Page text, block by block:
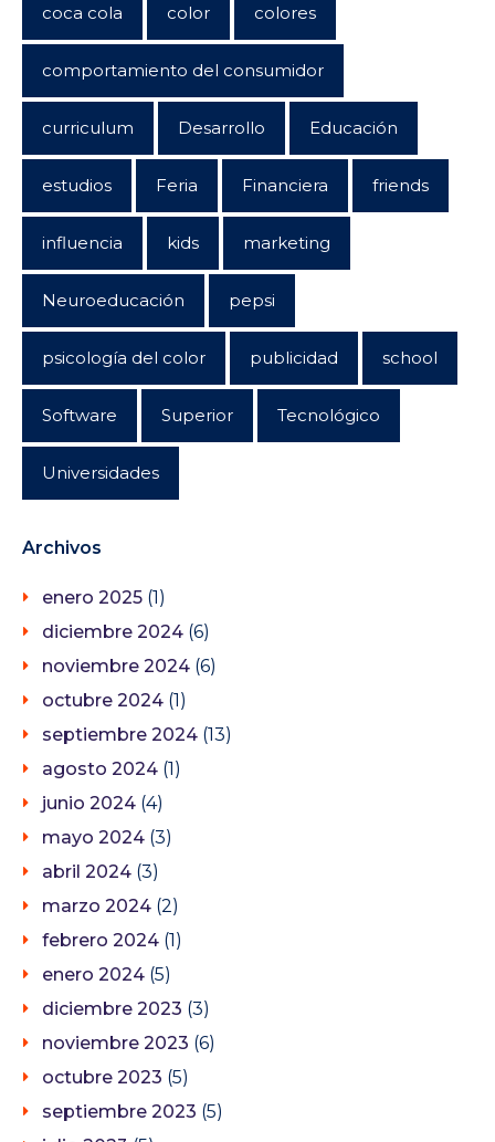
coca cola color colores
comportamiento del consumidor
curriculum Desarrollo Educación
estudios Feria Financiera friends
influencia kids marketing
Neuroeducación pepsi
psicología del color publicidad school
Software Superior Tecnológico
Universidades
Archivos
enero 2025 (1)
diciembre 2024 (6)
noviembre 2024 (6)
octubre 2024 (1)
septiembre 2024 (13)
agosto 2024 (1)
junio 2024 (4)
mayo 2024 (3)
abril 2024 (3)
marzo 2024 (2)
febrero 2024 (1)
enero 2024 (5)
diciembre 2023 (3)
noviembre 2023 (6)
octubre 2023 (5)
septiembre 2023 (5)